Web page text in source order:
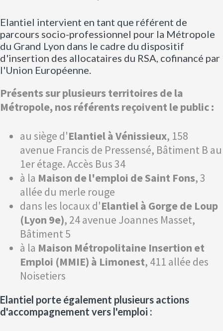
Elantiel intervient en tant que référent de
parcours socio-professionnel pour la Métropole
du Grand Lyon dans le cadre du dispositif
d'insertion des allocataires du RSA, cofinancé par
l'Union Européenne.
Présents sur plusieurs territoires de la
Métropole, nos référents reçoivent le public :
au siège d'Elantiel à Vénissieux, 158
avenue Francis de Pressensé, Bâtiment B au
1er étage. Accès Bus 34
à la Maison de l'emploi de Saint Fons, 3
allée du merle rouge
dans les locaux d'Elantiel à Gorge de Loup
(Lyon 9e), 24 avenue Joannes Masset,
Bâtiment 5
à la Maison Métropolitaine Insertion et
Emploi (MMIE) à Limonest, 411 allée des
Noisetiers
Elantiel porte également plusieurs actions
d'accompagnement vers l'emploi :